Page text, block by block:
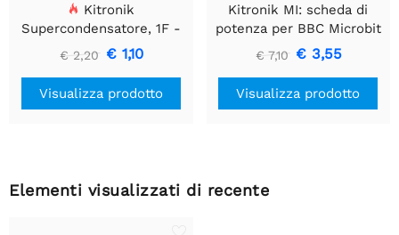
Kitronik
Supercondensatore, 1F -
5,5V - 1 pezzo
€ 2,20 € 1,10
Visualizza prodotto
Kitronik MI: scheda di
potenza per BBC Microbit
V2
€ 7,10 € 3,55
Visualizza prodotto
Elementi visualizzati di recente